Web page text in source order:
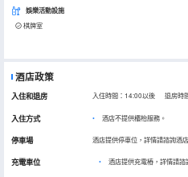
娛樂活動設施
棋牌室
酒店政策
入住和退房 入住時間：14:00以後 退房時
入住方式 酒店不提供櫃枱服務。
停車場 酒店提供停車位，詳情請諮詢酒店
充電車位 • 酒店提供充電樁，詳情請諮